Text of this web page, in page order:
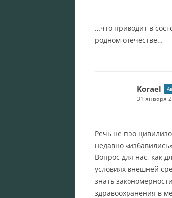
…что приводит в
родном отечестве…
Korael
31 января
Речь не про
недавно
Вопрос для нас, как
условиях внешней
знать
здравоохранения в